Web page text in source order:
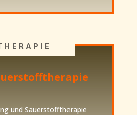
und Sauerstofftherapie